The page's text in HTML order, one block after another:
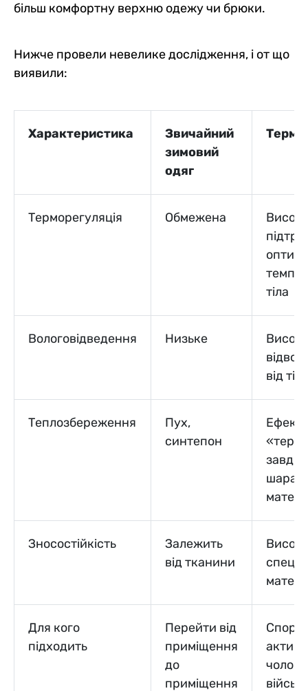
більш комфортну верхню одежу чи брюки.
Нижче провели невелике дослідження, і от що
виявили:
Характеристика
Звичайний
зимовий
одяг
Терморегуляція Обмежена
тіла
Вологовідведення Низьке
від тіла
Теплозбереження
Пух,
синтепон
Ефект
шарам
Зносостійкість
Залежить
від тканини
Для кого
підходить
Перейти від
приміщення
до
приміщення